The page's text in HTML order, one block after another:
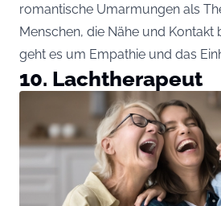
romantische Umarmungen als
Menschen, die Nähe und Kontakt
geht es um Empathie und das
10. Lachtherapeut